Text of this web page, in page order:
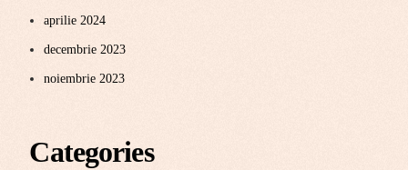
aprilie 2024
decembrie 2023
noiembrie 2023
Categories